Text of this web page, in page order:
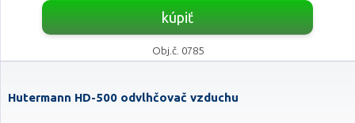
kúpiť
Obj.č. 0785
Hutermann HD-500 odvlhčovač vzduchu